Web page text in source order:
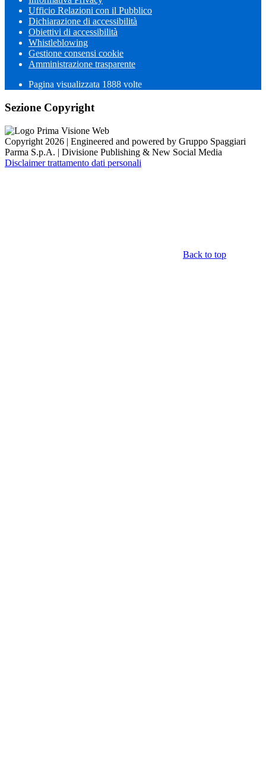
Ufficio Relazioni con il Pubblico
Dichiarazione di accessibilità
Obiettivi di accessibilità
Whistleblowing
Gestione consensi cookie
Amministrazione trasparente
Pagina visualizzata 1888 volte
Sezione Copyright
Copyright 2026 | Engineered and powered by Gruppo Spaggiari
Parma S.p.A. | Divisione Publishing & New Social Media
Disclaimer trattamento dati personali
Back to top